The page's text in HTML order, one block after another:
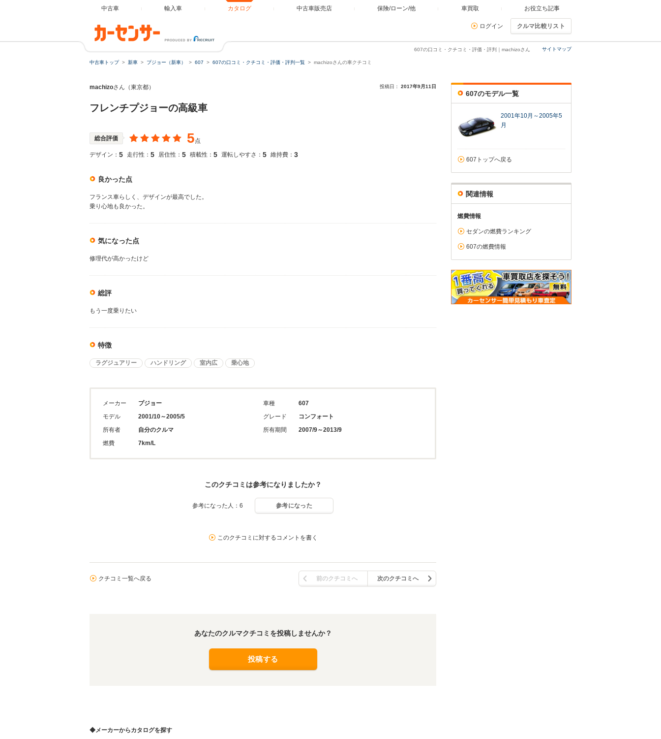
中古車 輸入車 カタログ 中古車販売店 保険/ローン/他 車買取 お役立ち記事
ログイン クルマ比較リスト
サイトマップ
607の口コミ・クチコミ・評価・評判｜machizoさん
中古車トップ 新車 プジョー（新車） 607 607の口コミ・クチコミ・評価・評判一覧 machizoさんの車クチコミ
machizoさん（東京都） 投稿日： 2017年9月11日
フレンチプジョーの高級車
総合評価 5点
デザイン： 5 走行性： 5 居住性： 5 積載性： 5 運転しやすさ： 5 維持費： 3
良かった点
フランス車らしく、デザインが最高でした。
乗り心地も良かった。
気になった点
修理代が高かったけど
総評
もう一度乗りたい
特徴
ラグジュアリー ハンドリング 室内広 乗心地
メーカー
プジョー
モデル
2001/10～2005/5
所有者
自分のクルマ
燃費
7km/L
車種
607
グレード
コンフォート
所有期間
2007/9～2013/9
このクチコミは参考になりましたか？
参考になった人：6 参考になった
このクチコミに対するコメントを書く
クチコミ一覧へ戻る 前のクチコミへ 次のクチコミへ
あなたのクルマクチコミを投稿しませんか？
投稿する
607のモデル一覧
2001年10月～2005年5
月
607トップへ戻る
関連情報
燃費情報
セダンの燃費ランキング
607の燃費情報
◆メーカーからカタログを探す